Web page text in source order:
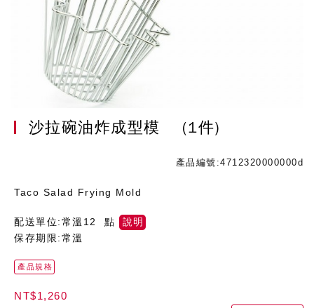
沙拉碗油炸成型模 (1件)
產品編號:4712320000000d
Taco Salad Frying Mold
配送單位:常溫12 點 說明
保存期限:常溫
產品規格
NT$1,260